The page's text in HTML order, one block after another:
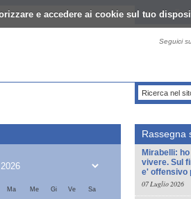
e accedere ai cookie sul tuo
Seguici
Ricerca nel
Ma Me Gi Ve Sa
Rassegna
Mirabelli:
vivere. Sul
e' offensivo
07 Luglio 2026